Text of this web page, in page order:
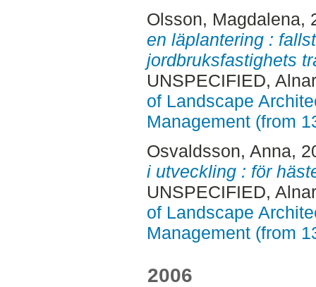
Olsson, Magdalena,
en läplantering :
jordbruksfastighets
UNSPECIFIED,
of Landscape
Management (from
Osvaldsson, Anna,
i utveckling : för
UNSPECIFIED,
of Landscape
Management (from
2006